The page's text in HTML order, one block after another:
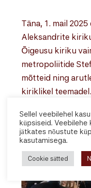
Täna, 1. mail
Aleksandrite
Õigeusu kiriku
metropoliitide
mõtteid ning
kiriklikel teemadel.
Sellel veebilehel
küpsiseid. Veebilehe
jätkates nõustute
kasutamisega.
Cookie sätted